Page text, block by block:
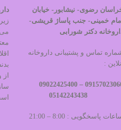
رضوی- نیشابور- خیابان
امام خمینی- جنب پاساژ قریشی-
دکتر شورابی
تماس و پشتیبانی داروخانه
آنلاین :
09157023060
پاسخگویی : 8:00 – 21:00